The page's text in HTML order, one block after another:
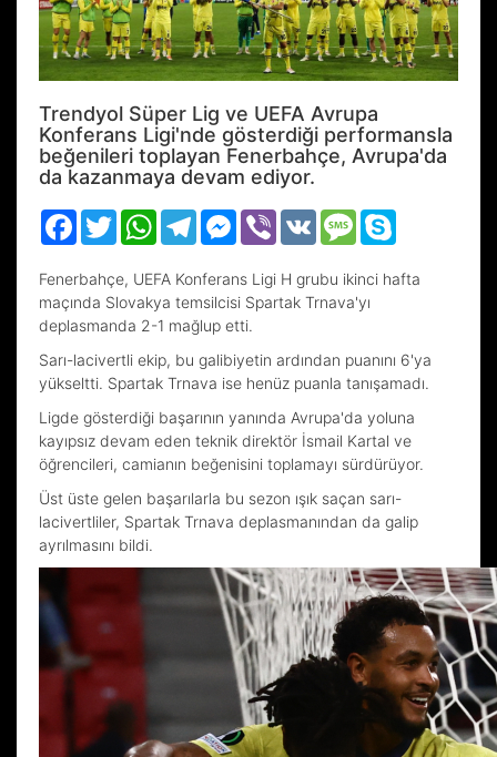
Trendyol Süper Lig ve UEFA Avrupa
Konferans Ligi'nde gösterdiği performansla
beğenileri toplayan Fenerbahçe, Avrupa'da
da kazanmaya devam ediyor.
Facebook
TwitterWhatsAppTelegramMessenger
Viber VK Message
Fenerbahçe, UEFA Konferans Ligi H grubu ikinci hafta
maçında Slovakya temsilcisi Spartak Trnava'yı
deplasmanda 2-1 mağlup etti.
Sarı-lacivertli ekip, bu galibiyetin ardından puanını 6'ya
yükseltti. Spartak Trnava ise henüz puanla tanışamadı.
Ligde gösterdiği başarının yanında Avrupa'da yoluna
kayıpsız devam eden teknik direktör İsmail Kartal ve
öğrencileri, camianın beğenisini toplamayı sürdürüyor.
Üst üste gelen başarılarla bu sezon ışık saçan sarı-
lacivertliler, Spartak Trnava deplasmanından da galip
ayrılmasını bildi.